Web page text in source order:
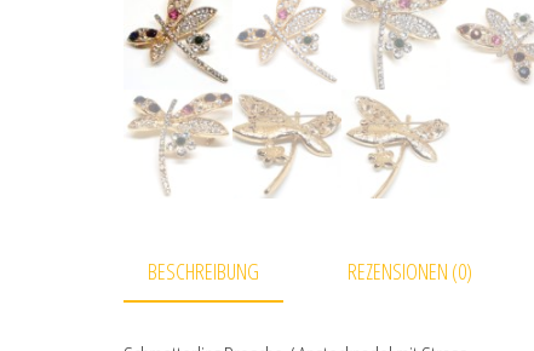
BESCHREIBUNG REZENSIONEN (0)